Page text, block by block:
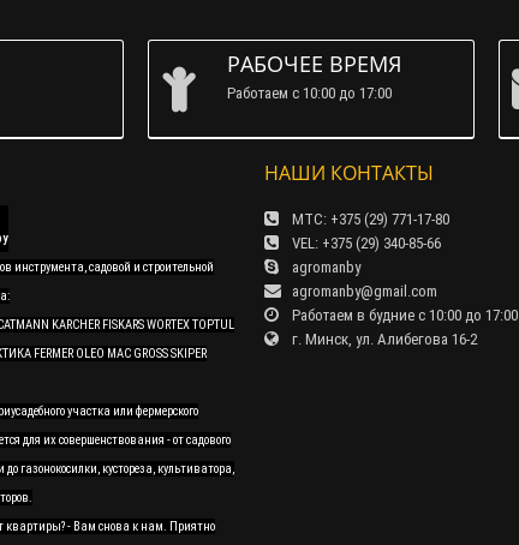
РАБОЧЕЕ ВРЕМЯ
Работаем c 10:00 до 17:00
инструмента, садовой и строительной
KARCHER FISKARS WORTEX TOPTUL
FERMER OLEO MAC GROSS SKIPER
участка или фермерского
для их совершенствования - от садового
газонокосилки, кустореза, культиватора,
квартиры? - Вам снова к нам. Приятно
НАШИ КОНТАКТЫ
МТС: +375 (29) 771-17-80
VEL: +375 (29) 340-85-66
agromanby
agromanby@gmail.com
Работаем в будние с 10:00 до 17:00
г. Минск, ул. Алибегова 16-2